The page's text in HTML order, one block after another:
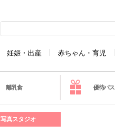
妊娠・出産 赤ちゃん・育児
離乳食 優待パス
写真スタジオ